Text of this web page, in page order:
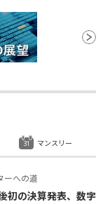
ーへの道
初の決算発表、数字
マンスリー